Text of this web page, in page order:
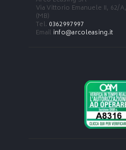
Via Vittorio Emanuele II, 62/A,
(MB)
Tel. 0362997997
Email info@arcoleasing.it